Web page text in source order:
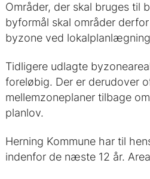
Områder, der skal bruges
byformål skal områder
byzone ved
Tidligere udlagte
foreløbig. Der er derudover
mellemzoneplaner tilbage
planlov.
Herning Kommune har til
indenfor de næste 12 år.